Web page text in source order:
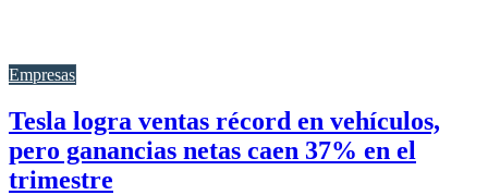
Empresas
Tesla logra ventas récord en vehículos,
pero ganancias netas caen 37% en el
trimestre